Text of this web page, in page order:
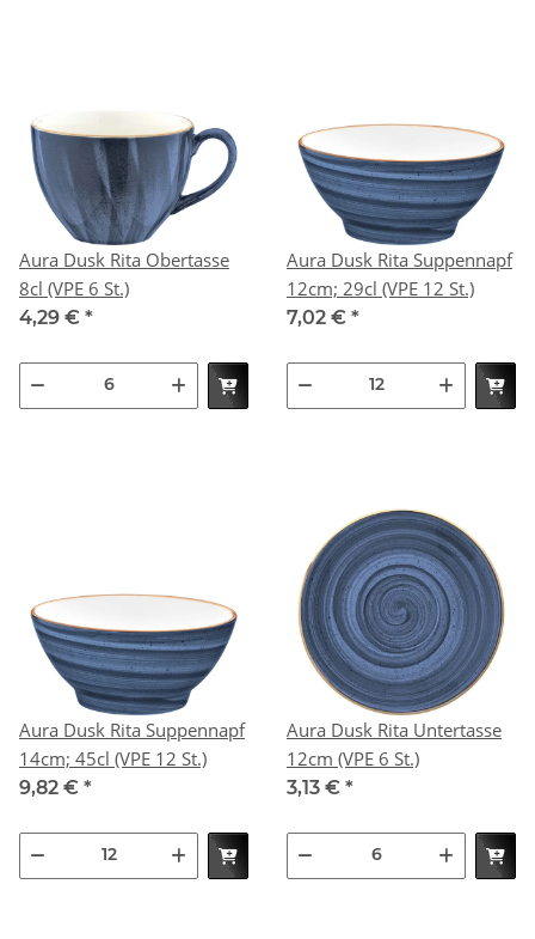
Aura Dusk Rita Obertasse
8cl (VPE 6 St.)
4,29 € *
Aura Dusk Rita Suppennapf
12cm; 29cl (VPE 12 St.)
7,02 € *
Aura Dusk Rita Suppennapf
14cm; 45cl (VPE 12 St.)
9,82 € *
Aura Dusk Rita Untertasse
12cm (VPE 6 St.)
3,13 € *